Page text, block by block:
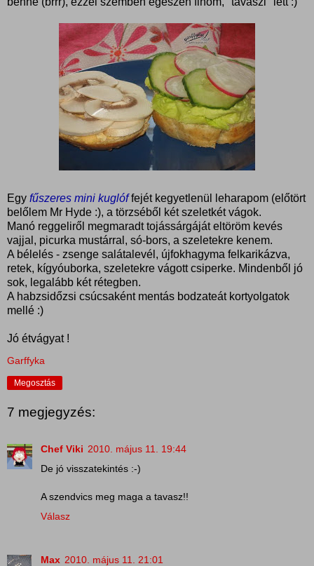
Egy fűszeres mini kuglóffejét kegyetlenül leharapom (előtört
belőlem Mr Hyde :), a törzséből két szeletkét vágok.
Manó reggeliről megmaradt tojássárgáját eltöröm kevés
vajjal, picurka mustárral, só-bors, a szeletekre kenem.
A bélelés - zsenge salátalevél, újfokhagyma felkarikázva,
retek, kígyóuborka, szeletekre vágott csiperke. Mindenből jó
sok, legalább két rétegben.
A habzsidőzsi csúcsaként mentás bodzateát kortyolgatok
mellé :)
Jó étvágyat !
Garffyka
Megosztás
7 megjegyzés:
Chef Viki 2010. május 11. 19:44
De jó visszatekintés :-)
A szendvics meg maga a tavasz!!
Válasz
Max 2010. május 11. 21:01